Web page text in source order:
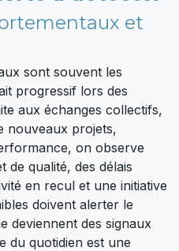
et
sont souvent les
progressif lors des
aux échanges collectifs,
nouveaux projets,
on observe
de qualité, des délais
en recul et une initiative
doivent alerter le
deviennent des signaux
du quotidien est une